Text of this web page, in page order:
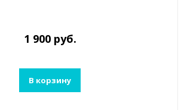
1 900 руб.
В корзину